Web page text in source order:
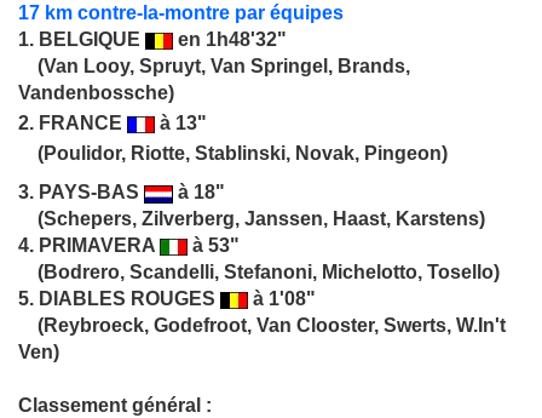
17 km contre-la-montre par équipes
1. BELGIQUE
en 1h48'32"
(Van Looy, Spruyt, Van Springel, Brands,
Vandenbossche)
2. FRANCE
à 13"
(Poulidor, Riotte, Stablinski, Novak, Pingeon)
3. PAYS-BAS
à 18"
(Schepers, Zilverberg, Janssen, Haast, Karstens)
4. PRIMAVERA
à 53"
(Bodrero, Scandelli, Stefanoni, Michelotto, Tosello)
5. DIABLES ROUGES
à 1'08"
(Reybroeck, Godefroot, Van Clooster, Swerts, W.In't
Ven)
Classement général :